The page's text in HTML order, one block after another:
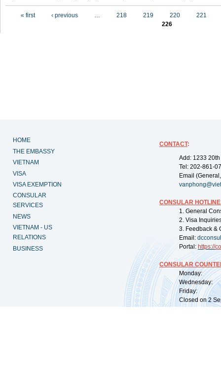
« first ‹ previous … 218 219 220
221
226
HOME
THE EMBASSY
VIETNAM
VISA
VISA EXEMPTION
CONSULAR
SERVICES
NEWS
VIETNAM - US
RELATIONS
BUSINESS
CONTACT:
Add: 1233
Tel: 202-861-
Email
CONSULAR
1. General
2. Visa
3. Feedback &
Email:
Portal: https://
CONSULAR
Monday:
Wednesday:
Friday:
Closed on 2